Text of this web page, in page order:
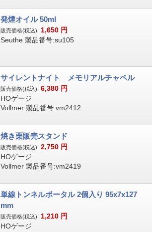
発煙オイル 50ml
販売価格(税込): 1,650 円
Seuthe 製品番号:su105
サイレントナイト メモリアルチャペル
販売価格(税込): 6,380 円
HOゲージ
Vollmer 製品番号:vm2412
焼き栗販売スタンド
販売価格(税込): 2,750 円
HOゲージ
Vollmer 製品番号:vm2419
単線トンネルポータル 2個入り 95x7x127
mm
販売価格(税込): 1,210 円
HOゲージ